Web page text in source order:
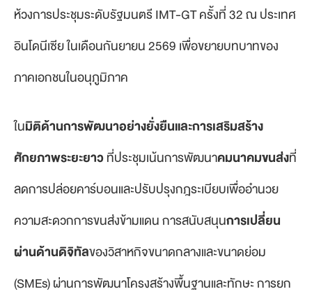
ห้วงการประชุมระดับรัฐมนตรี IMT-GT ครั้งที่ 32 ณ ประเทศ
อินโดนีเซีย ในเดือนกันยายน 2569 เพื่อขยายบทบาทของ
ภาคเอกชนในอนุภูมิภาค
ในมิติด้านการพัฒนาอย่างยั่งยืนและการเสริมสร้าง
ศักยภาพระยะยาวที่ประชุมเน้นการพัฒนาคมนาคมขนส่งที่
ลดการปล่อยคาร์บอนและปรับปรุงกฎระเบียบเพื่ออำนวย
ความสะดวกการขนส่งข้ามแดน การสนับสนุนการเปลี่ยน
ผ่านด้านดิจิทัลของวิสาหกิจขนาดกลางและขนาดย่อม
(SMEs) ผ่านการพัฒนาโครงสร้างพื้นฐานและทักษะ การยก